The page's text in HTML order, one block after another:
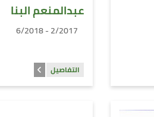
عبدالمنعم البنا
2/2017 - 6/2018
التفاصيل